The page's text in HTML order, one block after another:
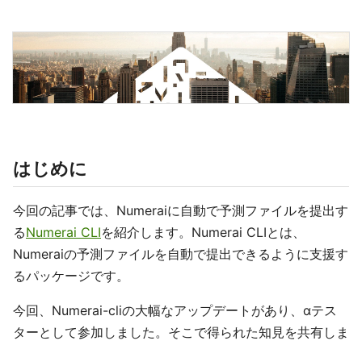
はじめに
今回の記事では、Numeraiに自動で予測ファイルを提出す
るNumerai CLIを紹介します。Numerai CLIとは、
Numeraiの予測ファイルを自動で提出できるように支援す
るパッケージです。
今回、Numerai-cliの大幅なアップデートがあり、αテス
ターとして参加しました。そこで得られた知見を共有しま